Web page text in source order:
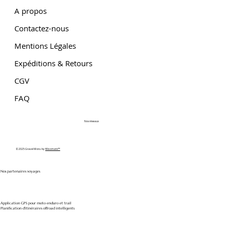
A propos
Contactez-nous
Mentions Légales
Expéditions & Retours
CGV
FAQ
Nos partenaires voyages
Application GPS pour moto enduro et trail
Planification d'itinéraires offroad intelligents
© 2025 Gravel Moto. byWixomatic™
Nos réseaux